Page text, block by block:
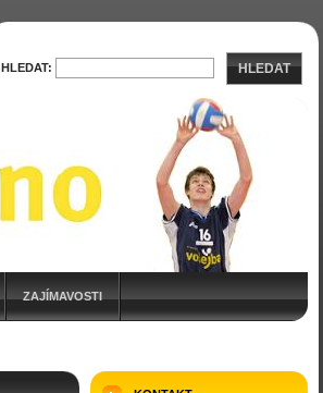
ZAJÍMAVOSTI
HLEDAT: HLEDAT